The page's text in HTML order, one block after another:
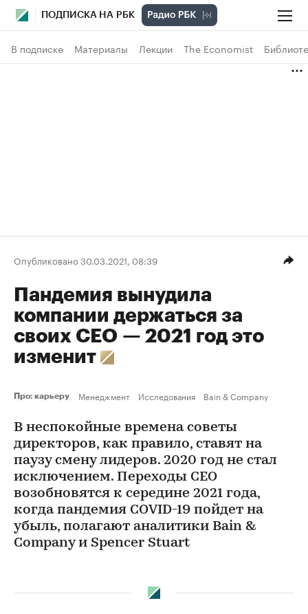
ПОДПИСКА НА РБК
В подписке Материалы Лекции The Economist
Опубликовано 30.03.2021, 08:39
Пандемия вынудила
компании держаться за
своих CEO — 2021 год это
изменит
Про: карьеру Менеджмент Исследования Bain & Company
В неспокойные времена советы
директоров, как правило, ставят на
паузу смену лидеров. 2020 год не стал
исключением. Переходы СЕО
возобновятся к середине 2021 года,
когда пандемия COVID-19 пойдет на
убыль, полагают аналитики Bain &
Company и Spencer Stuart